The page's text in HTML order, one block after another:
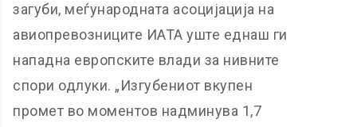
загуби, меѓународната асоцијација на
авиопревозниците ИАТА уште еднаш ги
нападна европските влади за нивните
спори одлуки. „Изгубениот вкупен
промет во моментов надминува 1,7